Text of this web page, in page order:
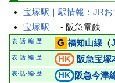
宝塚駅｜駅情報：JRお
宝塚駅
- 阪急電鉄
表･話･編･歴 G 福知山線 （
表･話･編･歴 HK 阪急宝塚
表･話･編･歴 HK 阪急今津